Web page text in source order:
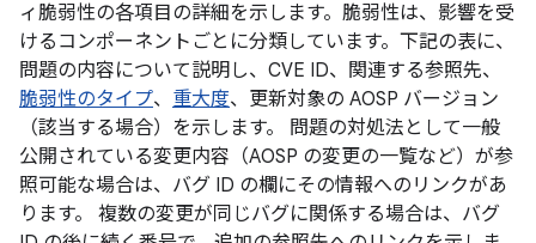
ィ脆弱性の各項目の詳細を示します。脆弱性は、影響を受
けるコンポーネントごとに分類しています。下記の表に、
問題の内容について説明し、CVE ID、関連する参照先、
脆弱性のタイプ、 重大度、更新対象の AOSP バージョン
（該当する場合）を示します。 問題の対処法として一般
公開されている変更内容（AOSP の変更の一覧など）が参
照可能な場合は、バグ ID の欄にその情報へのリンクがあ
ります。 複数の変更が同じバグに関係する場合は、バグ